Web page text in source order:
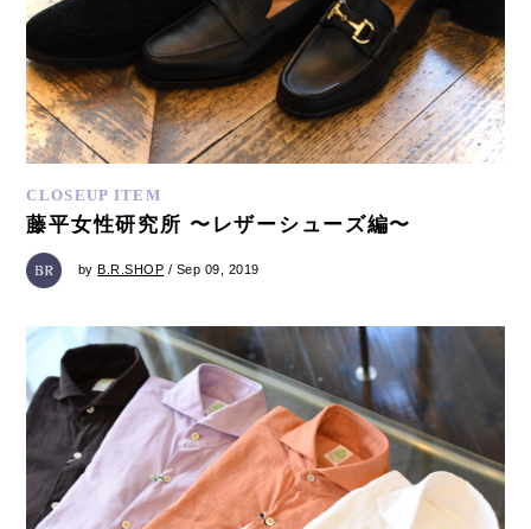
CLOSEUP ITEM
藤平女性研究所 〜レザーシューズ編〜
byB.R.SHOP / Sep 09, 2019